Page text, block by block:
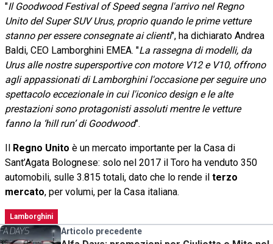
"Il Goodwood Festival of Speed segna l'arrivo nel Regno
Unito del Super SUV Urus, proprio quando le prime vetture
stanno per essere consegnate ai clienti", ha dichiarato Andrea
Baldi, CEO Lamborghini EMEA. "La rassegna di modelli, da
Urus alle nostre supersportive con motore V12 e V10, offrono
agli appassionati di Lamborghini l'occasione per seguire uno
spettacolo eccezionale in cui l'iconico design e le alte
prestazioni sono protagonisti assoluti mentre le vetture
fanno la ‘hill run’ di Goodwood".
Il Regno Unito è un mercato importante per la Casa di
Sant’Agata Bolognese: solo nel 2017 il Toro ha venduto 350
automobili, sulle 3.815 totali, dato che lo rende il terzo
mercato, per volumi, per la Casa italiana.
Lamborghini
Articolo precedente